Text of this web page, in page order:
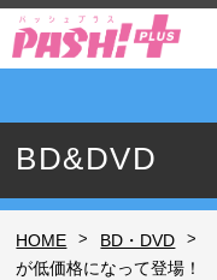
BD&DVD
HOME > BD・DVD >
が低価格になって登場！